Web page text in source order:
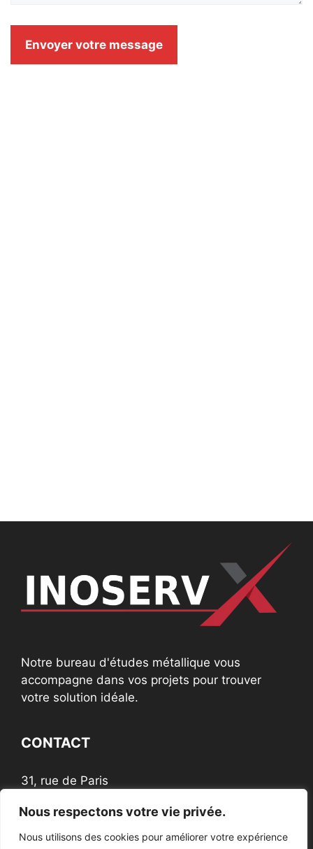
Nous respectons votre vie privée.
Nous utilisons des cookies pour améliorer votre expérience
Notre bureau d'études métallique vous
accompagne dans vos projets pour trouver
votre solution idéale.
CONTACT
31, rue de Paris
NOUS SUIVRE